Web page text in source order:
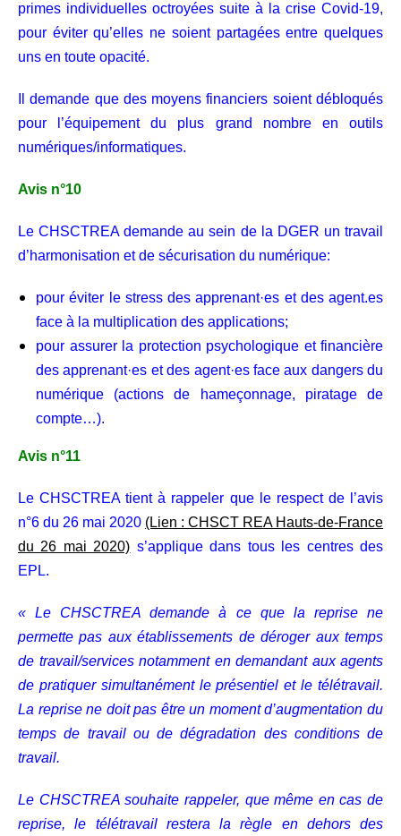
primes individuelles octroyées suite à la crise Covid-19,
pour éviter qu’elles ne soient partagées entre quelques
uns en toute opacité.
Il demande que des moyens financiers soient débloqués
pour l’équipement du plus grand nombre en outils
numériques/informatiques.
Avis n°10
Le CHSCTREA demande au sein de la DGER un travail
d’harmonisation et de sécurisation du numérique:
pour éviter le stress des apprenant·es et des agent.es
face à la multiplication des applications;
pour assurer la protection psychologique et financière
des apprenant·es et des agent·es face aux dangers du
numérique (actions de hameçonnage, piratage de
compte…).
Avis n°11
Le CHSCTREA tient à rappeler que le respect de l’avis
n°6 du 26 mai 2020 (Lien : CHSCT REA Hauts-de-France
du 26 mai 2020) s’applique dans tous les centres des
EPL.
« Le CHSCTREA demande à ce que la reprise ne
permette pas aux établissements de déroger aux temps
de travail/services notamment en demandant aux agents
de pratiquer simultanément le présentiel et le télétravail.
La reprise ne doit pas être un moment d’augmentation du
temps de travail ou de dégradation des conditions de
travail.
Le CHSCTREA souhaite rappeler, que même en cas de
reprise, le télétravail restera la règle en dehors des